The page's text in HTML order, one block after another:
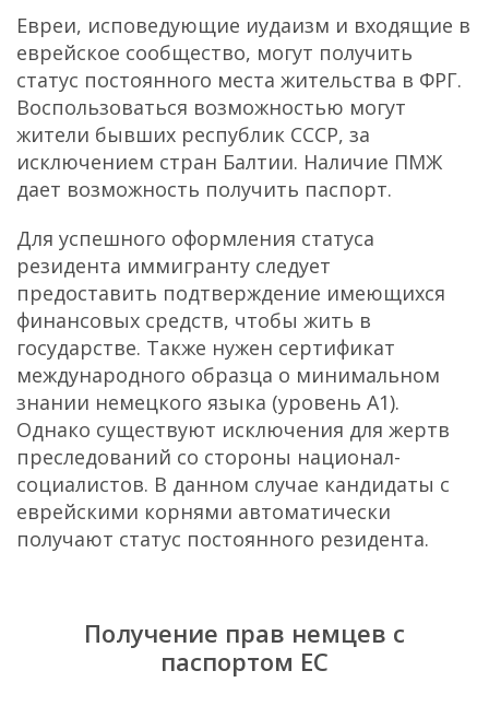
Евреи, исповедующие иудаизм и входящие в
еврейское сообщество, могут получить
статус постоянного места жительства в ФРГ.
Воспользоваться возможностью могут
жители бывших республик СССР, за
исключением стран Балтии. Наличие ПМЖ
дает возможность получить паспорт.
Для успешного оформления статуса
резидента иммигранту следует
предоставить подтверждение имеющихся
финансовых средств, чтобы жить в
государстве. Также нужен сертификат
международного образца о минимальном
знании немецкого языка (уровень A1).
Однако существуют исключения для жертв
преследований со стороны национал-
социалистов. В данном случае кандидаты с
еврейскими корнями автоматически
получают статус постоянного резидента.
Получение прав немцев с
паспортом ЕС